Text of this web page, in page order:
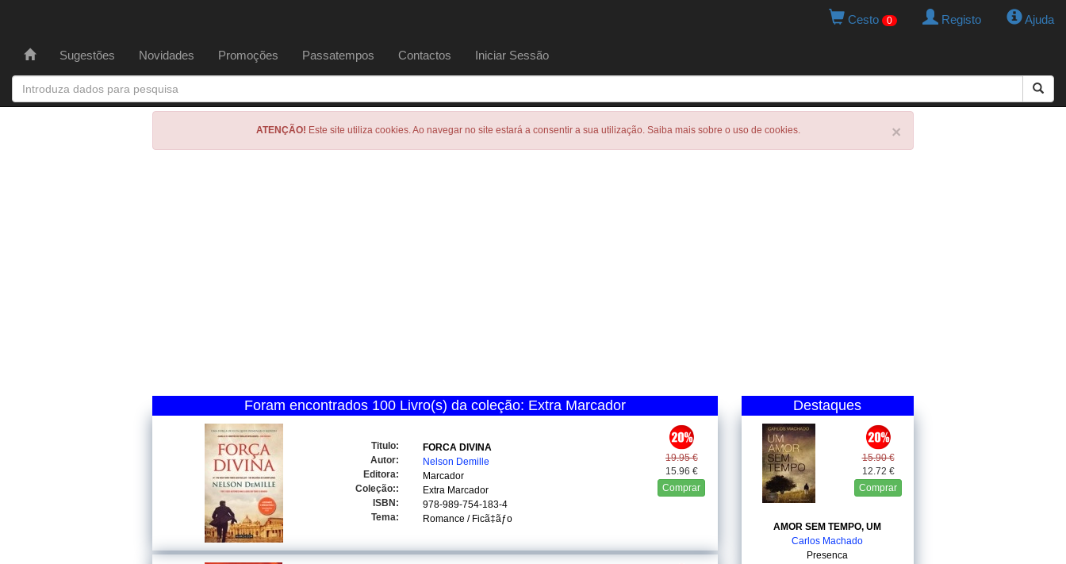
Cesto 0 Registo Ajuda
Sugestões Novidades Promoções Passatempos Contactos Iniciar Sessão
×
ATENÇÃO! Este site utiliza cookies. Ao navegar no site estará a consentir a sua utilização. Saiba mais sobre o uso de cookies.
Foram encontrados 100 Livro(s) da coleção: Extra Marcador
19.95 €
15.96 €
Comprar
Titulo:
FORCA DIVINA
Autor:
Nelson Demille
Editora:
Marcador
Coleção::
Extra Marcador
ISBN:
978-989-754-183-4
Tema:
Romance / Ficã‡ãƒo
Destaques
15.90 €
12.72 €
Comprar
AMOR SEM TEMPO, UM
Carlos Machado
Presenca